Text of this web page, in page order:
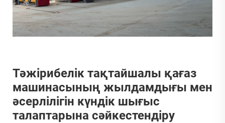
Тәжірибелік тақтайшалы қағаз
машинасының жылдамдығы мен
әсерлілігін күндік шығыс
талаптарына сәйкестендіру